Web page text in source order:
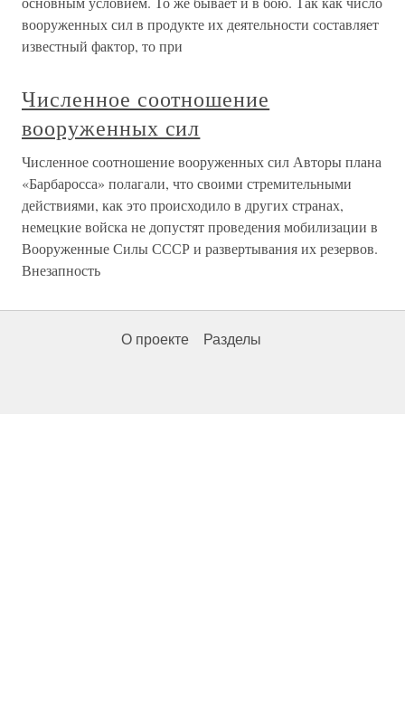
вооруженных сил в продукте их деятельности составляет
известный фактор, то при
Численное соотношение
вооруженных сил
Численное соотношение вооруженных сил Авторы плана
«Барбаросса» полагали, что своими стремительными
действиями, как это происходило в других странах,
немецкие войска не допустят проведения мобилизации в
Вооруженные Силы СССР и развертывания их резервов.
Внезапность
О проекте Разделы